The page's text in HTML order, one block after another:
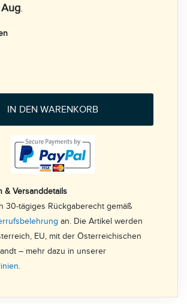
Aug.
IN DEN WARENKORB
& Versanddetails
30-tägiges Rückgaberecht gemäß
an. Die Artikel werden
EU, mit der Österreichischen
– mehr dazu in unserer
.